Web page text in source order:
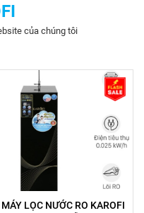
của chúng tôi
MÁY LỌC NƯỚC RO KAROFI